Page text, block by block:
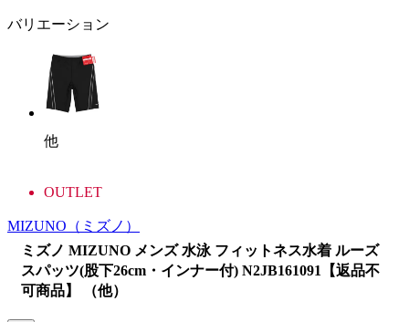
バリエーション
他
OUTLET
MIZUNO （ミズノ）
ミズノ MIZUNO メンズ 水泳 フィットネス水着 ルーズ
スパッツ(股下26cm・インナー付) N2JB161091【返品不
可商品】 （他）